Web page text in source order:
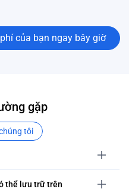
của bạn ngay bây giờ
gặp
tôi
thể lưu trữ trên